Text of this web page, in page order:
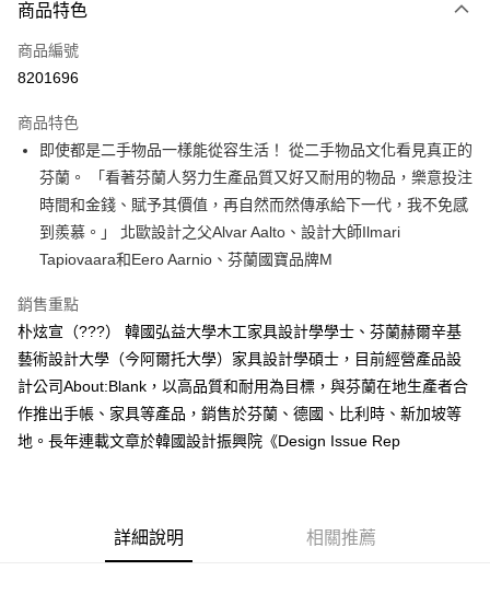
信用卡一次付款
ATM付款
運送方式
付款後全家取貨
每筆NT$60，滿NT$499(含以上)免運費
付款後7-11取貨
每筆NT$60，滿NT$499(含以上)免運費
宅配
每筆NT$100，滿NT$499(含以上)免運費
商品特色
商品編號
8201696
商品特色
即使都是二手物品一樣能從容生活！ 從二手物品文化看見真正的
芬蘭。 「看著芬蘭人努力生產品質又好又耐用的物品，樂意投注
時間和金錢、賦予其價值，再自然而然傳承給下一代，我不免感
到羨慕。」 北歐設計之父Alvar Aalto、設計大師Ilmari
Tapiovaara和Eero Aarnio、芬蘭國寶品牌M
銷售重點
朴炫宣（???） 韓國弘益大學木工家具設計學學士、芬蘭赫爾辛基
藝術設計大學（今阿爾托大學）家具設計學碩士，目前經營產品設
計公司About:Blank，以高品質和耐用為目標，與芬蘭在地生產者合
作推出手帳、家具等產品，銷售於芬蘭、德國、比利時、新加坡等
地。長年連載文章於韓國設計振興院《Design Issue Rep
詳細說明 相關推薦